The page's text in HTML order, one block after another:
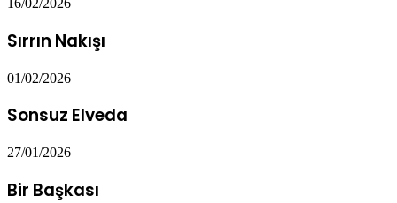
16/02/2026
Sırrın Nakışı
01/02/2026
Sonsuz Elveda
27/01/2026
Bir Başkası